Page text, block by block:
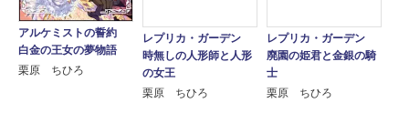
アルケミストの誓約
白金の王女の夢物語
栗原 ちひろ
レプリカ・ガーデン
時無しの人形師と人形
の女王
栗原 ちひろ
レプリカ・ガーデン
廃園の姫君と金銀の騎
士
栗原 ちひろ